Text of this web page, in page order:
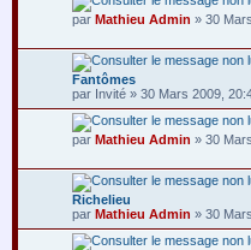
par Mathieu Admin » 30
Fantômes
par Invité » 30 Mars 2009,
par Mathieu Admin » 30
Richelieu
par Mathieu Admin » 30